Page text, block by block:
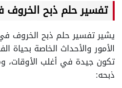
تفسير حلم ذبح الخروف
يشير تفسير حلم ذبح الخروف
الأمور والأحداث الخاصة بحياة
تكون جيدة في أغلب الأوقات،
ذبحه: